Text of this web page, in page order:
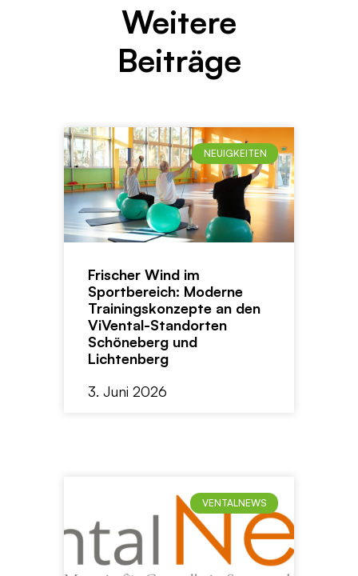
Weitere
Beiträge
NEUIGKEITEN
Frischer Wind im
Sportbereich: Moderne
Trainingskonzepte an den
ViVental-Standorten
Schöneberg und
Lichtenberg
3. Juni 2026
VENTALNEWS